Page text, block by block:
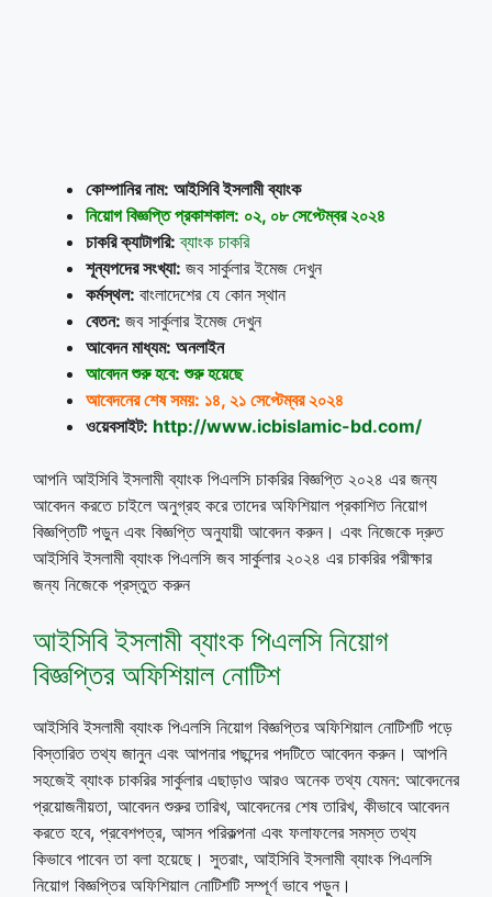
কোম্পানির নাম: আইসিবি ইসলামী ব্যাংক
নিয়োগ বিজ্ঞপ্তি প্রকাশকাল: ০২, ০৮ সেপ্টেম্বর ২০২৪
চাকরি ক্যাটাগরি:ব্যাংক চাকরি
শূন্যপদের সংখ্যা: জব সার্কুলার ইমেজ দেখুন
কর্মস্থল: বাংলাদেশের যে কোন স্থান
বেতন: জব সার্কুলার ইমেজ দেখুন
আবেদন মাধ্যম: অনলাইন
আবেদন শুরু হবে: শুরু হয়েছে
আবেদনের শেষ সময়: ১৪, ২১ সেপ্টেম্বর ২০২৪
ওয়েবসাইট: http://www.icbislamic-bd.com/
আপনি আইসিবি ইসলামী ব্যাংক পিএলসি চাকরির বিজ্ঞপ্তি ২০২৪ এর জন্য
আবেদন করতে চাইলে অনুগ্রহ করে তাদের অফিশিয়াল প্রকাশিত নিয়োগ
বিজ্ঞপ্তিটি পড়ুন এবং বিজ্ঞপ্তি অনুযায়ী আবেদন করুন। এবং নিজেকে দ্রুত
আইসিবি ইসলামী ব্যাংক পিএলসি জব সার্কুলার ২০২৪ এর চাকরির পরীক্ষার
জন্য নিজেকে প্রস্তুত করুন
আইসিবি ইসলামী ব্যাংক পিএলসি নিয়োগ
বিজ্ঞপ্তির অফিশিয়াল নোটিশ
আইসিবি ইসলামী ব্যাংক পিএলসি নিয়োগ বিজ্ঞপ্তির অফিশিয়াল নোটিশটি পড়ে
বিস্তারিত তথ্য জানুন এবং আপনার পছন্দের পদটিতে আবেদন করুন। আপনি
সহজেই ব্যাংক চাকরির সার্কুলার এছাড়াও আরও অনেক তথ্য যেমন: আবেদনের
প্রয়োজনীয়তা, আবেদন শুরুর তারিখ, আবেদনের শেষ তারিখ, কীভাবে আবেদন
করতে হবে, প্রবেশপত্র, আসন পরিকল্পনা এবং ফলাফলের সমস্ত তথ্য
কিভাবে পাবেন তা বলা হয়েছে। সুতরাং, আইসিবি ইসলামী ব্যাংক পিএলসি
নিয়োগ বিজ্ঞপ্তির অফিশিয়াল নোটিশটি সম্পূর্ণ ভাবে পড়ুন।